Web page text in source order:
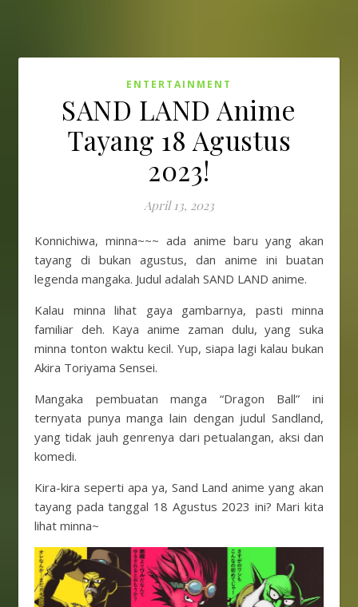
ENTERTAINMENT
SAND LAND Anime
Tayang 18 Agustus
2023!
April 13, 2023
Konnichiwa, minna~~~ ada anime baru yang akan
tayang di bukan agustus, dan anime ini buatan
legenda mangaka. Judul adalah SAND LAND anime.
Kalau minna lihat gaya gambarnya, pasti minna
familiar deh. Kaya anime zaman dulu, yang suka
minna tonton waktu kecil. Yup, siapa lagi kalau bukan
Akira Toriyama Sensei.
Mangaka pembuatan manga “Dragon Ball” ini
ternyata punya manga lain dengan judul Sandland,
yang tidak jauh genrenya dari petualangan, aksi dan
komedi.
Kira-kira seperti apa ya, Sand Land anime yang akan
tayang pada tanggal 18 Agustus 2023 ini? Mari kita
lihat minna~